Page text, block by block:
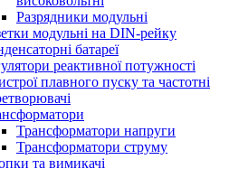
Разрядники модульні
модульні на DIN-рейку
батареї
реактивної потужності
плавного пуску та частотні
Трансформатори напруги
Трансформатори струму
та вимикачі